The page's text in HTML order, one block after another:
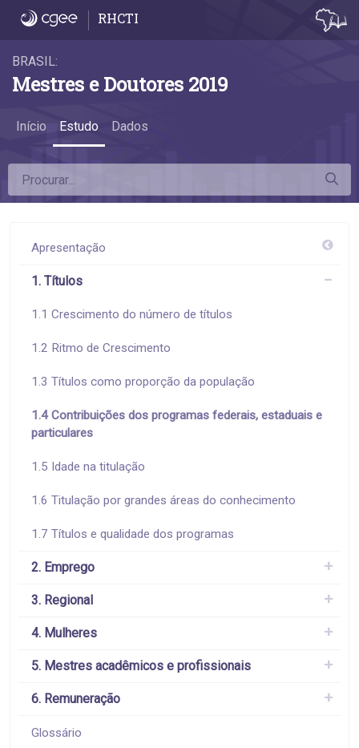
1.4 Contribuições dos programas
RHCTI
BRASIL:
Mestres e Doutores 2019
Início Estudo Dados
Apresentação
1. Títulos
1.1 Crescimento do número de títulos
1.2 Ritmo de Crescimento
1.3 Títulos como proporção da população
1.4 Contribuições dos programas federais, estaduais e
particulares
1.5 Idade na titulação
1.6 Titulação por grandes áreas do conhecimento
1.7 Títulos e qualidade dos programas
2. Emprego
3. Regional
4. Mulheres
5. Mestres acadêmicos e profissionais
6. Remuneração
Glossário